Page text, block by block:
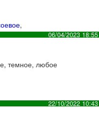
,
06/04/2023 18:55
темное, любое
22/10/2022 10:43